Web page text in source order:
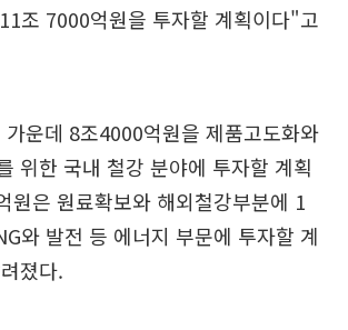
조 7000억원을 투자할 계획이다"고
운데 8조4000억원을 제품고도화와
위한 국내 철강 분야에 투자할 계획
원은 원료확보와 해외철강부분에 1
와 발전 등 에너지 부문에 투자할 계
졌다.